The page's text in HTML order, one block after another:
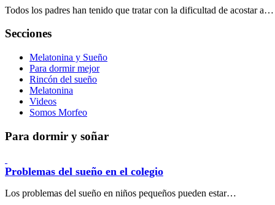
Todos los padres han tenido que tratar con la dificultad de acostar a…
Secciones
Melatonina y Sueño
Para dormir mejor
Rincón del sueño
Melatonina
Videos
Somos Morfeo
Para dormir y soñar
Problemas del sueño en el colegio
Los problemas del sueño en niños pequeños pueden estar…